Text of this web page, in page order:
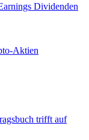
Dividenden
Aktien
trifft auf